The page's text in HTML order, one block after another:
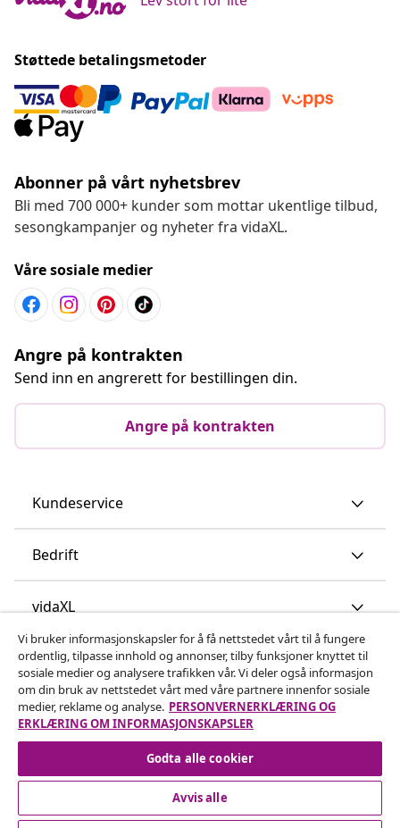
Støttede betalingsmetoder
Abonner på vårt nyhetsbrev
Bli med 700 000+ kunder som mottar ukentlige tilbud,
sesongkampanjer og nyheter fra vidaXL.
Våre sosiale medier
Angre på kontrakten
Send inn en angrerett for bestillingen din.
Angre på kontrakten
Kundeservice
Bedrift
vidaXL
Oppdag mer
© 2008-2026 vidaXL www.vidaxl.no er et nettsted av vidaXL
Marketplace International B.V.
Vi bruker informasjonskapsler for å få nettstedet vårt til å fungere
ordentlig, tilpasse innhold og annonser, tilby funksjoner knyttet til
sosiale medier og analysere trafikken vår. Vi deler også informasjon
om din bruk av nettstedet vårt med våre partnere innenfor sosiale
medier, reklame og analyse. PERSONVERNERKLÆRING OG
ERKLÆRING OM INFORMASJONSKAPSLER
Godta alle cookier
Avvis alle